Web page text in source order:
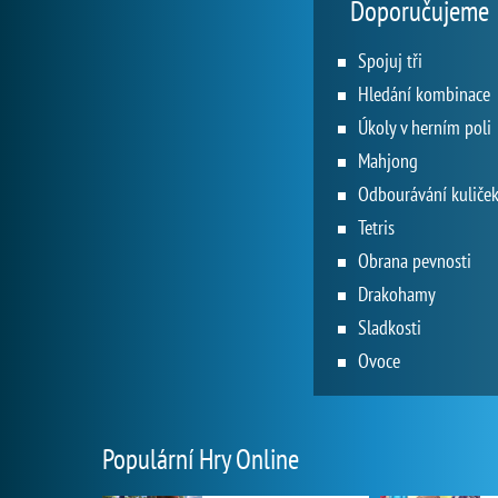
Doporučujeme
Spojuj tři
Hledání kombinace
Úkoly v herním poli
Mahjong
Odbourávání kuliček
Tetris
Obrana pevnosti
Drakohamy
Sladkosti
Ovoce
Populární Hry Online